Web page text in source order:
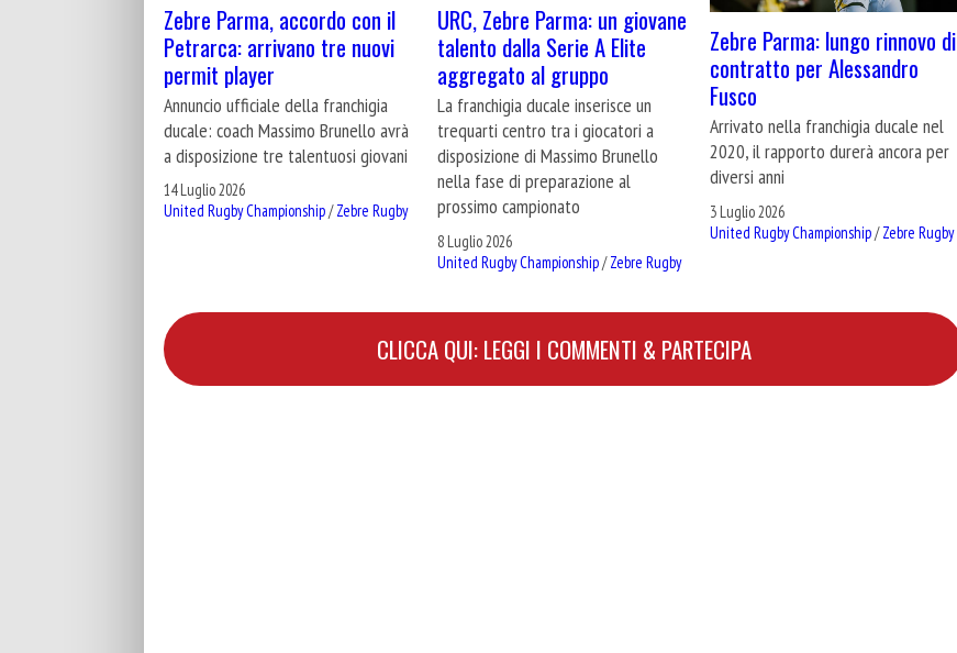
Zebre Parma, accordo con il
Petrarca: arrivano tre nuovi
permit player
Annuncio ufficiale della franchigia
ducale: coach Massimo Brunello avrà
a disposizione tre talentuosi giovani
14 Luglio 2026
United Rugby Championship/Zebre Rugby
URC, Zebre Parma: un giovane
talento dalla Serie A Elite
aggregato al gruppo
La franchigia ducale inserisce un
trequarti centro tra i giocatori a
disposizione di Massimo Brunello
nella fase di preparazione al
prossimo campionato
8 Luglio 2026
United Rugby Championship/Zebre Rugby
Zebre Parma: lungo rinnovo di
contratto per Alessandro
Fusco
Arrivato nella franchigia ducale nel
2020, il rapporto durerà ancora per
diversi anni
3 Luglio 2026
United Rugby Championship/Zebre Rugby
CLICCA QUI: LEGGI I COMMENTI & PARTECIPA